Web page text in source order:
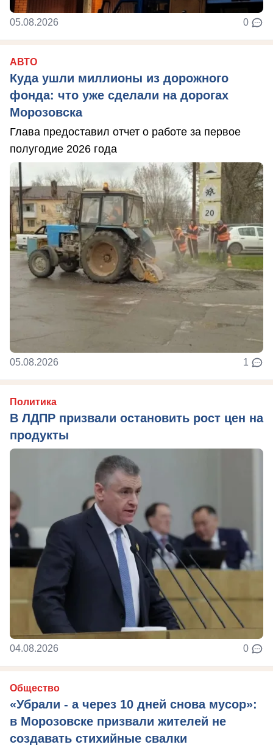
05.08.2026 0
АВТО
Куда ушли миллионы из дорожного
фонда: что уже сделали на дорогах
Морозовска
Глава предоставил отчет о работе за первое
полугодие 2026 года
05.08.2026 1
Политика
В ЛДПР призвали остановить рост цен на
продукты
04.08.2026 0
Общество
«Убрали - а через 10 дней снова мусор»:
в Морозовске призвали жителей не
создавать стихийные свалки